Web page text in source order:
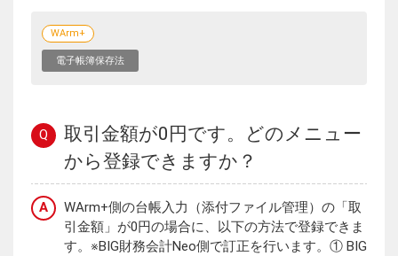
WArm+
電子帳簿保存法
Q
取引金額が0円です。どのメニュー
から登録できますか？
A
WArm+側の台帳入力（添付ファイル管理）の「取
引金額」が0円の場合に、以下の方法で登録できま
す。※BIG財務会計Neo側で訂正を行います。① BIG